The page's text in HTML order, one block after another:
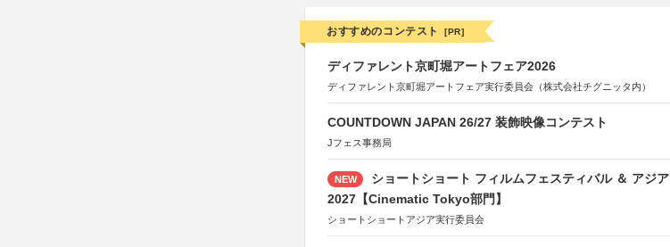
おすすめのコンテスト [PR]
ディファレント京町堀アートフェア2026
ディファレント京町堀アートフェア実行委員会（株式会社チグニッタ内）
COUNTDOWN JAPAN 26/27 装飾映像コンテスト
Jフェス事務局
NEW
ショートショート フィルムフェスティバル ＆ アジア
2027【Cinematic Tokyo部門】
ショートショートアジア実行委員会